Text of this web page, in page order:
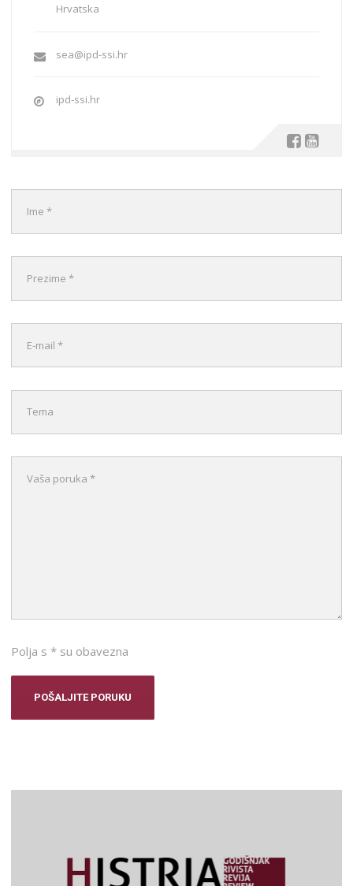
Hrvatska
sea@ipd-ssi.hr
ipd-ssi.hr
Polja s * su obavezna